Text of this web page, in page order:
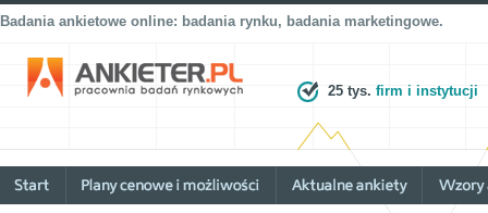
Badania ankietowe online: badania rynku, badania marketingowe.
25 tys. firm i instytucji